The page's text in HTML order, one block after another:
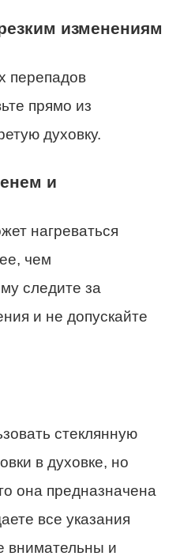
изменениям
перепадов
прямо из
духовку.
и
нагреваться
чем
следите за
и не допускайте
стеклянную
в духовке, но
она предназначена
все указания
внимательны и